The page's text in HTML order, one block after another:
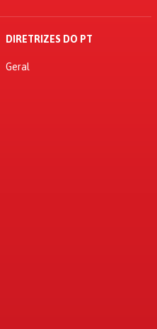
DIRETRIZES DO PT
Geral